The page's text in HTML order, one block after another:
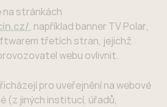
na stránkách
, například banner TV Polar,
třetích stran, jejichž
webu ovlivnit.
pro uveřejnění na webové
(z jiných institucí, úřadů,